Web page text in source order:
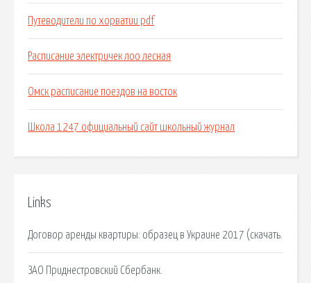
Путеводители по хорватии pdf
Расписание электричек лоо лесная
Омск расписание поездов на восток
Школа 1247 официальный сайт школьный журнал
Links
Договор аренды квартиры: образец в Украине 2017 (скачать.
ЗАО Приднестровский Сбербанк.